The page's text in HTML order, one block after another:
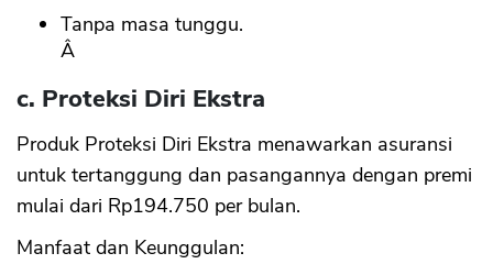
Tanpa masa tunggu.
Â
c. Proteksi Diri Ekstra
Produk Proteksi Diri Ekstra menawarkan asuransi
untuk tertanggung dan pasangannya dengan premi
mulai dari Rp194.750 per bulan.
Manfaat dan Keunggulan: